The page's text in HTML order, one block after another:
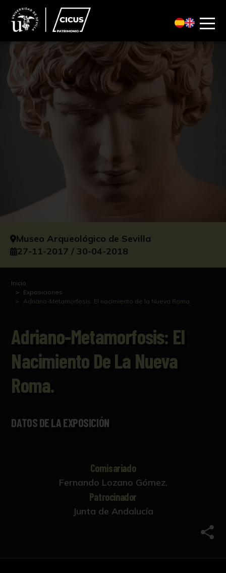
Museo Arqueológico de Sevilla
27-11-2017 / 30-04-2018
Inicio
Exposiciones
Adriano-Metamorfosis: El nacimiento de la Nueva Roma.
Adriano-Metamorfosis: El
Nacimiento De La Nueva
Roma.
DATOS DE LA EXPOSICIÓN
Comisariado
Fernando Lozano Gómez.
Patrocinador
Junta de Andalucía